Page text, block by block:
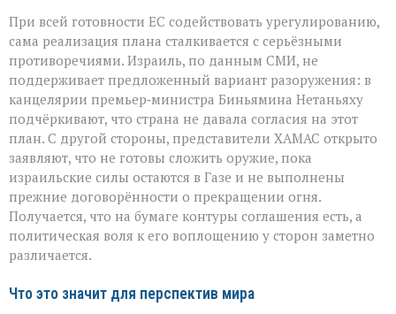
При всей готовности ЕС содействовать урегулированию,
сама реализация плана сталкивается с серьёзными
противоречиями. Израиль, по данным СМИ, не
поддерживает предложенный вариант разоружения: в
канцелярии премьер‑министра Биньямина Нетаньяху
подчёркивают, что страна не давала согласия на этот
план. С другой стороны, представители ХАМАС открыто
заявляют, что не готовы сложить оружие, пока
израильские силы остаются в Газе и не выполнены
прежние договорённости о прекращении огня.
Получается, что на бумаге контуры соглашения есть, а
политическая воля к его воплощению у сторон заметно
различается.
Что это значит для перспектив мира